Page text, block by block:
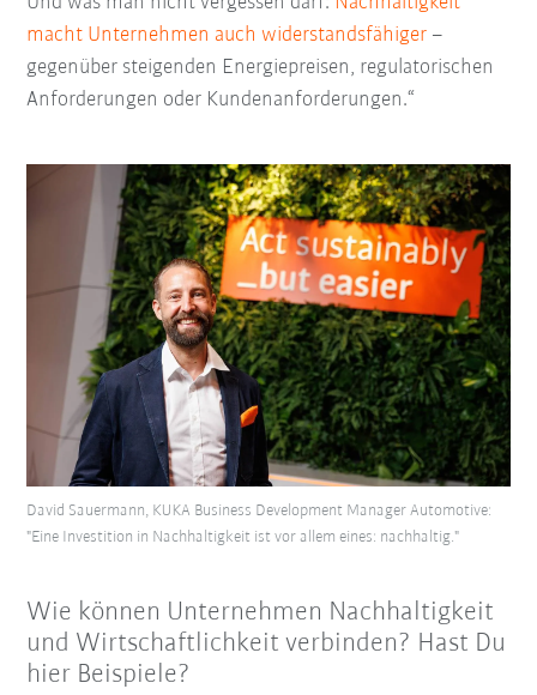
macht Unternehmen auch widerstandsfähiger –
gegenüber steigenden Energiepreisen, regulatorischen
Anforderungen oder Kundenanforderungen.“
David Sauermann, KUKA Business Development Manager Automotive:
"Eine Investition in Nachhaltigkeit ist vor allem eines: nachhaltig."
Wie können Unternehmen Nachhaltigkeit
und Wirtschaftlichkeit verbinden? Hast Du
hier Beispiele?